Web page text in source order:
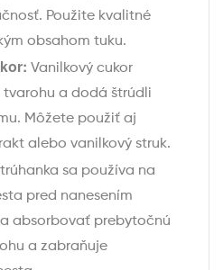
Použite kvalitné
obsahom tuku.
Vanilkový cukor
tvarohu a dodá štrúdli
Môžete použiť aj
alebo vanilkový struk.
sa používa na
pred nanesením
absorbovať prebytočnú
a zabraňuje